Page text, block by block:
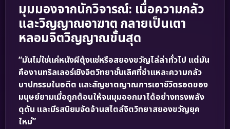
มุมมองจากนักวิจารณ์: เมื่อความกลัว
และวิญญาณอาฆาต กลายเป็นเตา
หลอมจิตวิญญาณขั้นสุด
“มันไม่ใช่แค่หนังผีตุ้งแช่หรือสยองขวัญไล่ล่าทั่วไป แต่มัน
คืองานทริลเลอร์เชิงจิตวิทยาชั้นเลิศที่ชำแหละความกลัว
บาปกรรมในอดีต และสัญชาตญาณการเอาชีวิตรอดของ
มนุษย์ยามเมื่อถูกต้อนให้จนมุมออกมาได้อย่างทรงพลัง
ดุดัน และมีรสนิยมจัดจ้านสไตล์จิตวิทยาสยองขวัญยุค
ใหม่”